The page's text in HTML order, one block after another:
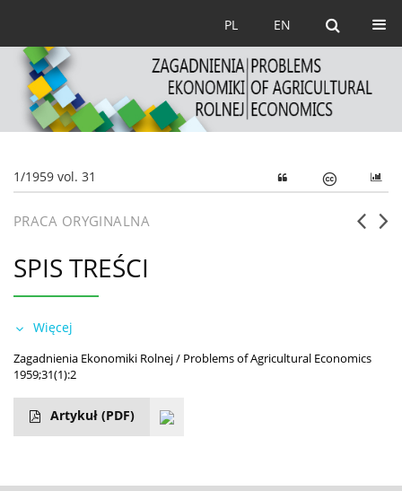
EN
PL
1/1959 vol. 31
PRACA ORYGINALNA
SPIS TREŚCI
Więcej
Zagadnienia Ekonomiki Rolnej / Problems of Agricultural Economics
1959;31(1):2
Artykuł (PDF)